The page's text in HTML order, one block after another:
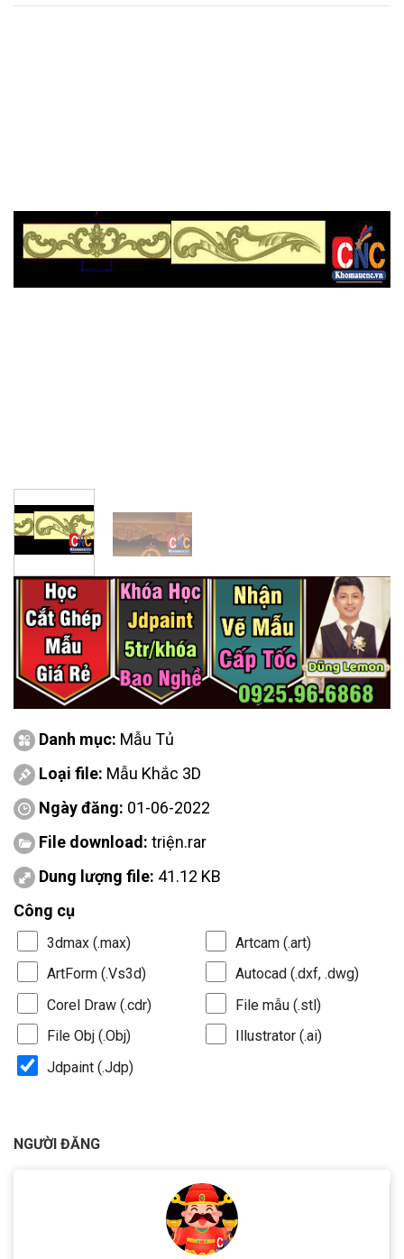
Danh mục: Mẫu Tủ
Loại file: Mẫu Khắc 3D
Ngày đăng: 01-06-2022
File download: triện.rar
Dung lượng file: 41.12 KB
Công cụ
3dmax (.max)
Artcam (.art)
ArtForm (.Vs3d)
Autocad (.dxf, .dwg)
Corel Draw (.cdr)
File mẫu (.stl)
File Obj (.Obj)
Illustrator (.ai)
Jdpaint (.Jdp)
NGƯỜI ĐĂNG